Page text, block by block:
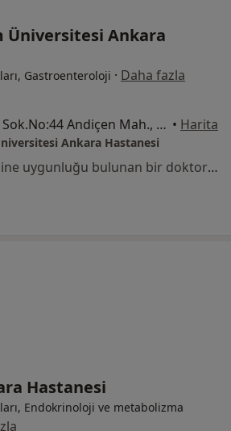
Üniversitesi Ankara
Gastroenteroloji · Daha fazla
Polatlı 2 Cad.İdil Sok.No:44 Andiçen Mah., Sincan • Harita
Ankara Hastanesi
Bu kurumda online uygunluğu bulunan bir doktor veya uzman bulunamadı
Hastanesi
Endokrinoloji ve metabolizma